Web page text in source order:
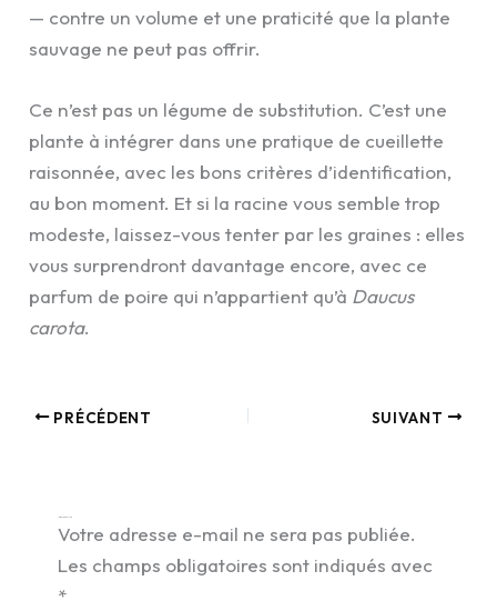
— contre un volume et une praticité que la plante
sauvage ne peut pas offrir.
Ce n’est pas un légume de substitution. C’est une
plante à intégrer dans une pratique de cueillette
raisonnée, avec les bons critères d’identification,
au bon moment. Et si la racine vous semble trop
modeste, laissez-vous tenter par les graines : elles
vous surprendront davantage encore, avec ce
parfum de poire qui n’appartient qu’à Daucus
carota.
PRÉCÉDENT SUIVANT
Votre adresse e-mail ne sera pas publiée.
Les champs obligatoires sont indiqués avec
*